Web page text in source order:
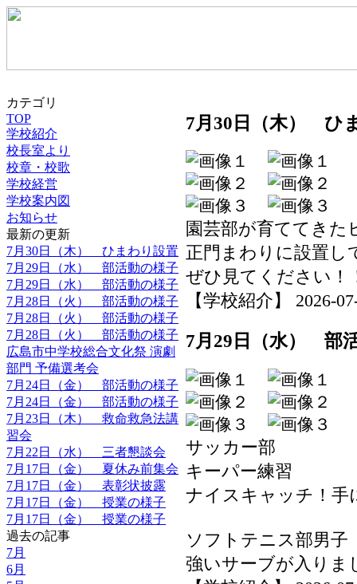
カテゴリ
TOP
学校紹介
校長室より
校章・校歌
学校経営
学校案内図
お知らせ
最新の更新
7月30日（木） ひまわり設置
7月29日（水） 部活動の様子
7月29日（水） 部活動の様子
7月28日（火） 部活動の様子
7月28日（火） 部活動の様子
7月28日（火） 部活動の様子
広島市中学校総合文化祭 演劇
部門 予備選考会
7月24日（金） 部活動の様子
7月24日（金） 部活動の様子
7月23日（木） 救命救急法講
習会
7月22日（水） 三者懇談会
7月17日（金） 夏休み前集会
7月17日（金） 表彰状披露
7月17日（金） 授業の様子
7月17日（金） 授業の様子
過去の記事
7月
6月
7月30日（木） ひ
園芸部が育ててきた
正門まわりに設置し
ぜひ見てください！
【学校紹介】 2026-
7月29日（水） 部
サッカー部
キーパー練習
ナイスキャッチ！手
ソフトテニス部男子
強いサーブが入りま